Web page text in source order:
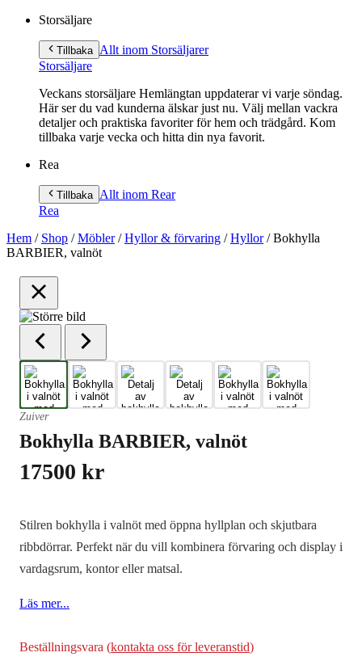
Storsäljare
Tillbaka Allt inom Storsäljarer
Storsäljare
Veckans storsäljare Hemlängtan uppdaterar vi varje söndag.
Här ser du vad kunderna älskar just nu. Välj mellan vackra
detaljer och praktiska favoriter för hem och trädgård. Kom
tillbaka varje vecka och hitta din nya favorit.
Rea
Tillbaka Allt inom Rear
Rea
Hem / Shop /Möbler/Hyllor & förvaring /Hyllor/Bokhylla
BARBIER, valnöt
Zuiver
Bokhylla BARBIER, valnöt
17500 kr
Stilren bokhylla i valnöt med öppna hyllplan och skjutbara
ribbdörrar. Perfekt när du vill kombinera förvaring och display i
vardagsrum, kontor eller matsal.
Läs mer...
Beställningsvara (kontakta oss för leveranstid)